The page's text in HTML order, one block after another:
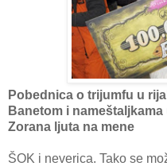
Pobednica o trijumfu u
Banetom i
Zorana ljuta na mene
ŠOK i neverica. Tako se